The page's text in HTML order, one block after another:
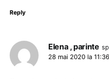
Reply
Elena , parinte
28 mai 2020 la 11:36